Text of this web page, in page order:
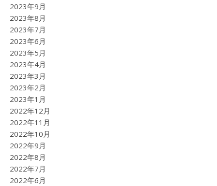
2023年9月
2023年8月
2023年7月
2023年6月
2023年5月
2023年4月
2023年3月
2023年2月
2023年1月
2022年12月
2022年11月
2022年10月
2022年9月
2022年8月
2022年7月
2022年6月